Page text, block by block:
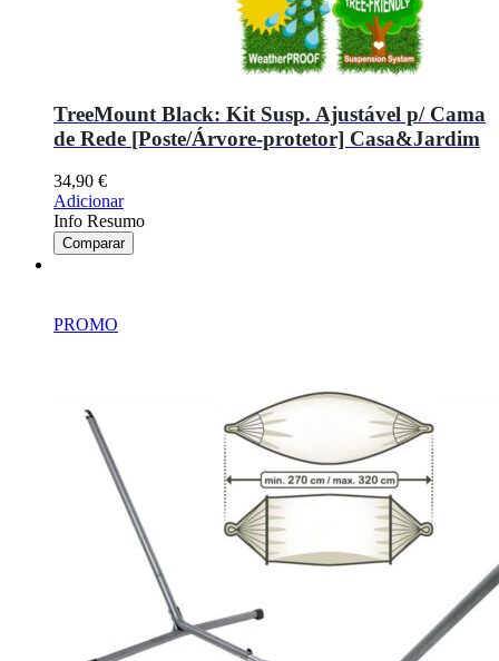
TreeMount Black: Kit Susp. Ajustável p/ Cama
de Rede [Poste/Árvore-protetor] Casa&Jardim
34,90 €
Adicionar
Info Resumo
Comparar
PROMO